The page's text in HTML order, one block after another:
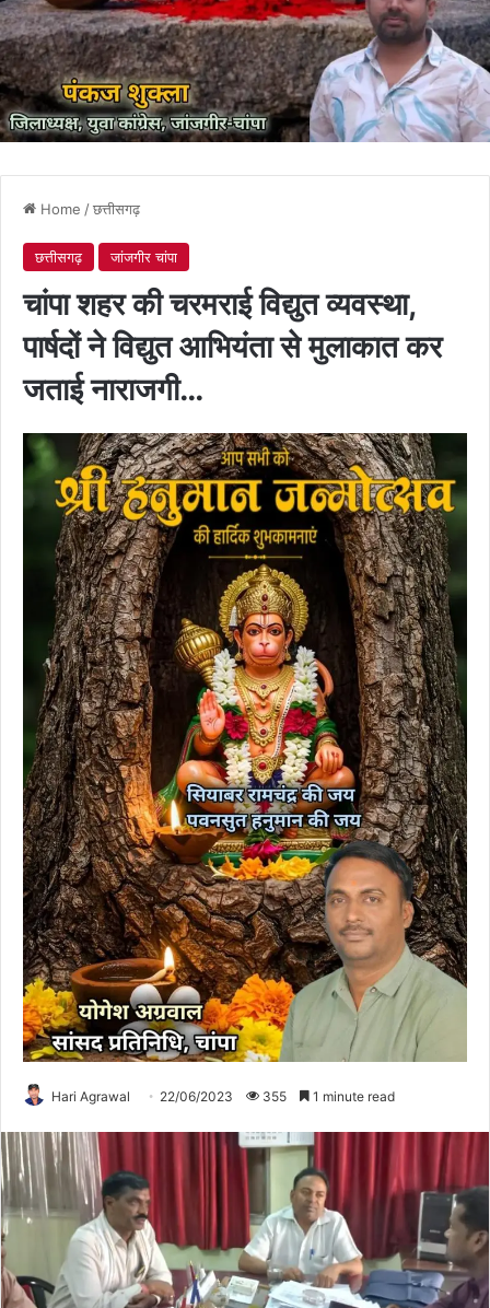
Home /छत्तीसगढ़
छत्तीसगढ़ जांजगीर चांपा
चांपा शहर की चरमराई विद्युत व्यवस्था,
पार्षदों ने विद्युत आभियंता से मुलाकात कर
जताई नाराजगी…
Hari Agrawal 22/06/2023 355 1 minute read